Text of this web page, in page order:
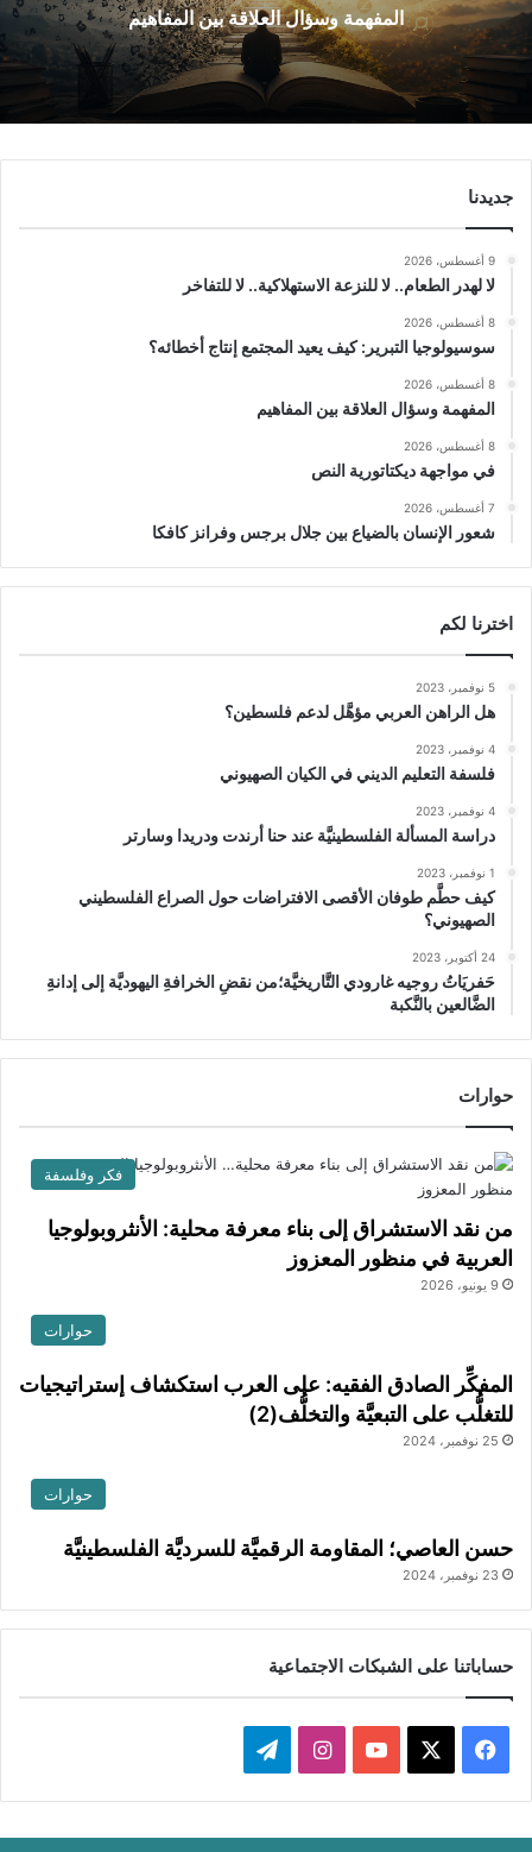
المفهمة وسؤال العلاقة بين المفاهيم
جديدنا
9 أغسطس، 2026
لا لهدر الطعام.. لا للنزعة الاستهلاكية.. لا للتفاخر
8 أغسطس، 2026
سوسيولوجيا التبرير: كيف يعيد المجتمع إنتاج أخطائه؟
8 أغسطس، 2026
المفهمة وسؤال العلاقة بين المفاهيم
8 أغسطس، 2026
في مواجهة ديكتاتورية النص
7 أغسطس، 2026
شعور الإنسان بالضياع بين جلال برجس وفرانز كافكا
اخترنا لكم
5 نوفمبر، 2023
هل الراهن العربي مؤهَّل لدعم فلسطين؟
4 نوفمبر، 2023
فلسفة التعليم الديني في الكيان الصهيوني
4 نوفمبر، 2023
دراسة المسألة الفلسطينيَّة عند حنا أرندت ودريدا وسارتر
1 نوفمبر، 2023
كيف حطَّم طوفان الأقصى الافتراضات حول الصراع الفلسطيني
الصهيوني؟
24 أكتوبر، 2023
حَفريَاتُ روجيه غارودي التَّاريخيَّة؛من نقضِ الخرافةِ اليهوديَّة إلى إدانةِ
الضَّالعين بالنَّكبة
حوارات
فكر وفلسفة
من نقد الاستشراق إلى بناء معرفة محلية: الأنثروبولوجيا
العربية في منظور المعزوز
9 يونيو، 2026
حوارات
المفكِّر الصادق الفقيه: على العرب استكشاف إستراتيجيات
للتغلُّب على التبعيَّة والتخلُّف(2)
25 نوفمبر، 2024
حوارات
حسن العاصي؛ المقاومة الرقميَّة للسرديَّة الفلسطينيَّة
23 نوفمبر، 2024
حساباتنا على الشبكات الاجتماعية
ي
س
X
Y
o
ن
س
ي
ل